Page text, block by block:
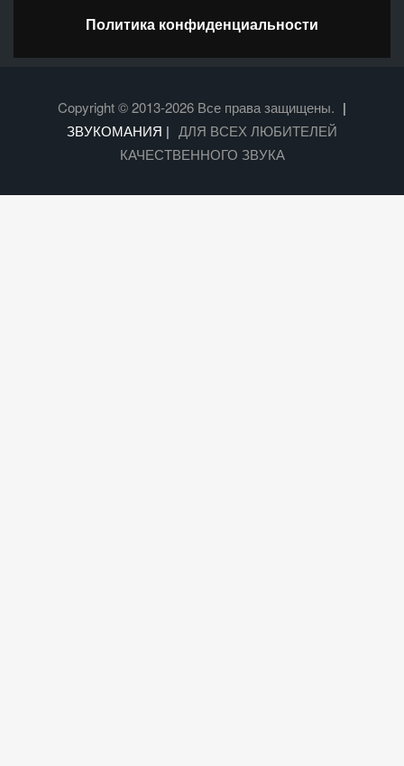
Политика конфиденциальности
Copyright © 2013-2026 Все права защищены. |
ЗВУКОМАНИЯ | ДЛЯ ВСЕХ ЛЮБИТЕЛЕЙ
КАЧЕСТВЕННОГО ЗВУКА